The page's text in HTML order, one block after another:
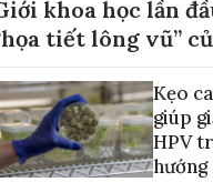
khoa học lần
tiết lông vũ”
Kẹo
giúp
HPV